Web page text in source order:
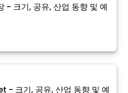
- 크기, 공유, 산업 동향 및 예
크기, 공유, 산업 동향 및 예